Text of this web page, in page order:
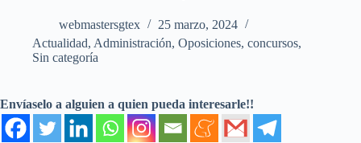
webmastersgtex
25 marzo, 2024
Actualidad, Administración, Oposiciones, concursos,
Sin categoría
Envíaselo a alguien a quien pueda interesarle!!